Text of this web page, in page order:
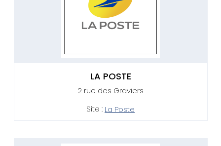
LA POSTE
2 rue des Graviers
Site : La Poste